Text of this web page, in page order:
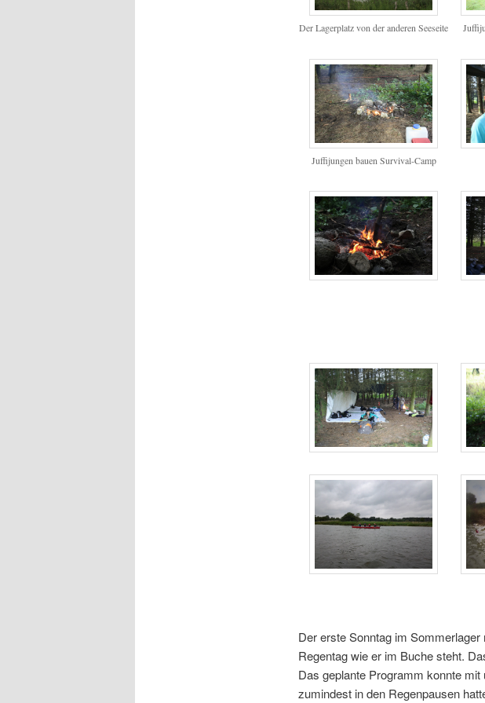
Der Lagerplatz von der anderen Seeseite
Juffijungen bauen Survival-Camp
Der erste Sonntag im
Regentag wie er im Buche steht.
Das geplante Programm konnte
zumindest in den Regenpausen